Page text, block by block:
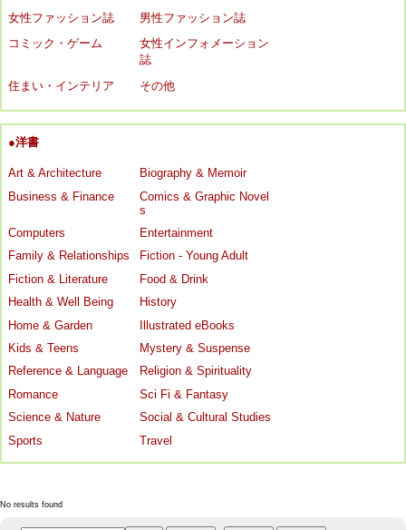
女性ファッション誌
男性ファッション誌
コミック・ゲーム
女性インフォメーション
誌
住まい・インテリア
その他
●洋書
Art & Architecture
Biography & Memoir
Business & Finance
Comics & Graphic Novel
s
Computers
Entertainment
Family & Relationships
Fiction - Young Adult
Fiction & Literature
Food & Drink
Health & Well Being
History
Home & Garden
Illustrated eBooks
Kids & Teens
Mystery & Suspense
Reference & Language
Religion & Spirituality
Romance
Sci Fi & Fantasy
Science & Nature
Social & Cultural Studies
Sports
Travel
No results found